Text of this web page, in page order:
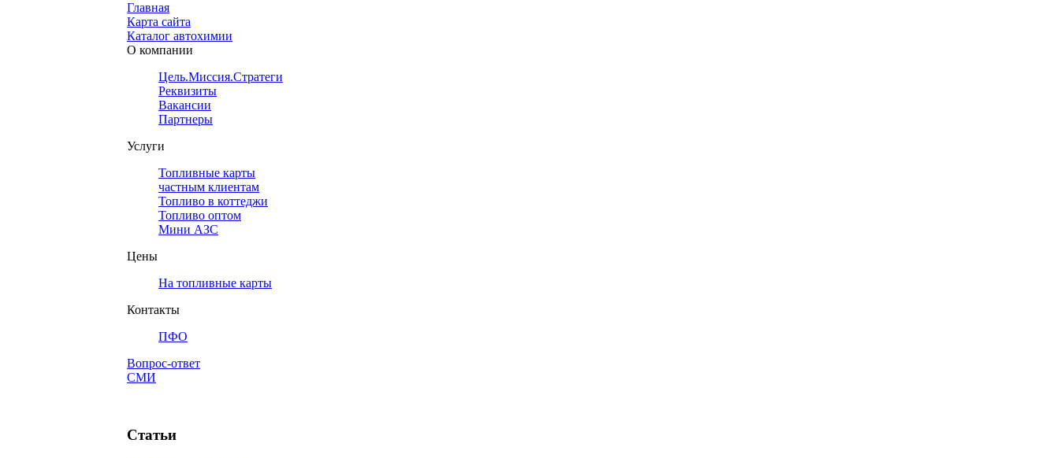
Главная
Карта сайта
Каталог автохимии
О компании
Цель.Миссия.Стратегия.
Реквизиты
Вакансии
Партнеры
Услуги
Топливные карты
частным клиентам
Топливо в коттеджи
Топливо оптом
Мини АЗС
Цены
На топливные карты
Контакты
ПФО
Вопрос-ответ
СМИ
Статьи